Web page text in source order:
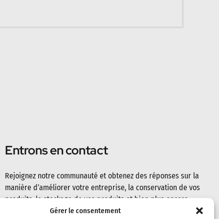
Gérer le consentement
Entrons en contact
Rejoignez notre communauté et obtenez des réponses sur la
manière d’améliorer votre entreprise, la conservation de vos
produits, le stockage de vos produits et bien plus encore.